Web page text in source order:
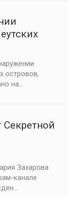
островов,
на...
Захарова
канале